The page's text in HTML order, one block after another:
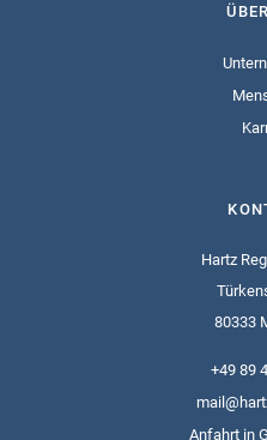
Hartz
80333
+49 89
Anfahrt in